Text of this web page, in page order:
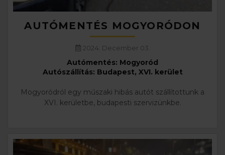
AUTÓMENTÉS MOGYORÓDON
2024. December 03.
Autómentés: Mogyoród
Autószállítás: Budapest, XVI. kerület
Mogyoródról egy műszaki hibás autót szállítottunk a
XVI. kerületbe, budapesti szervizünkbe.